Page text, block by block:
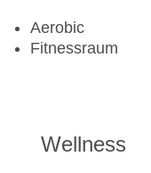
Aerobic
Fitnessraum
Wellness